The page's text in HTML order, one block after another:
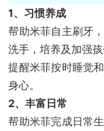
1、习惯养成
帮助米菲自主刷牙
洗手，培养及加强
提醒米菲按时睡觉
身心。
2、丰富日常
帮助米菲完成日常